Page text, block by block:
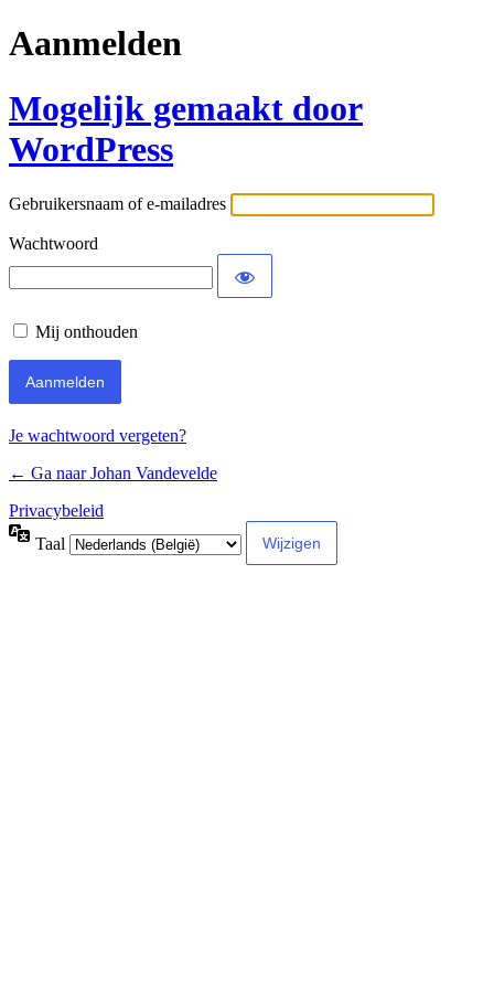
Aanmelden
Mogelijk gemaakt door
WordPress
Gebruikersnaam of e-mailadres
Wachtwoord
Mij onthouden
Je wachtwoord vergeten?
← Ga naar Johan Vandevelde
Privacybeleid
Taal